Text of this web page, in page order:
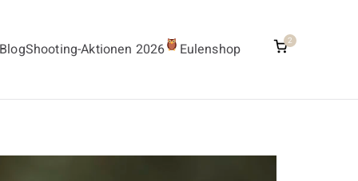
BlogShooting-Aktionen 2026 Eulenshop 2